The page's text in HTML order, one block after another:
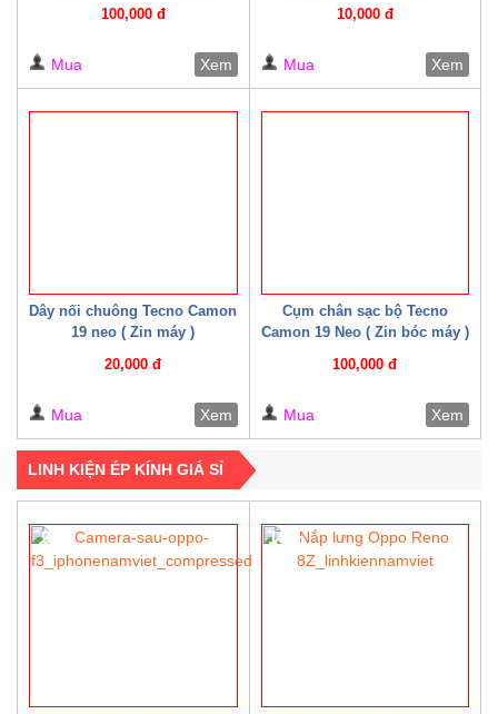
100,000 đ
Mua Xem
10,000 đ
Mua Xem
Dây nối chuông Tecno Camon
19 neo ( Zin máy )
20,000 đ
Mua Xem
Cụm chân sạc bộ Tecno
Camon 19 Neo ( Zin bóc máy )
100,000 đ
Mua Xem
LINH KIỆN ÉP KÍNH GIÁ SỈ
9% 10%